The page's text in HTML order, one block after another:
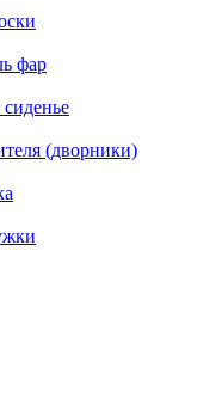
фар
(дворники)